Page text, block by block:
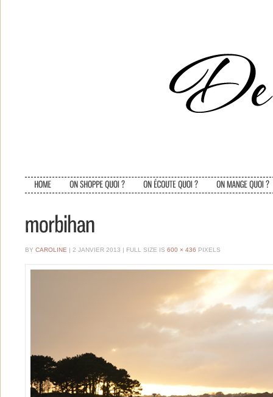
BY CAROLINE | 2 JANVIER 2013 | FULL SIZE IS 600 × 436 PIXELS